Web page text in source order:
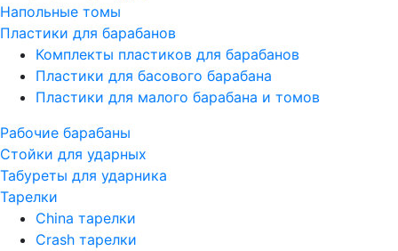
Напольные томы
Пластики для барабанов
Комплекты пластиков для барабанов
Пластики для басового барабана
Пластики для малого барабана и томов
Рабочие барабаны
Стойки для ударных
Табуреты для ударника
Тарелки
China тарелки
Crash тарелки